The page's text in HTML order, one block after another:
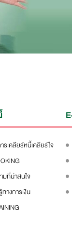
รเคลียร์หนี้เคลียร์ใจ
มที่น่าสนใจ
างการเงิน